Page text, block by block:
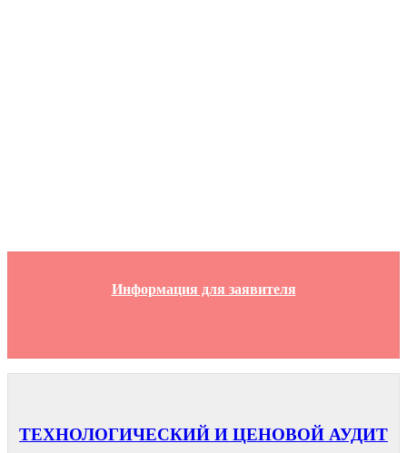
Информация для заявителя
ТЕХНОЛОГИЧЕСКИЙ И ЦЕНОВОЙ АУДИТ